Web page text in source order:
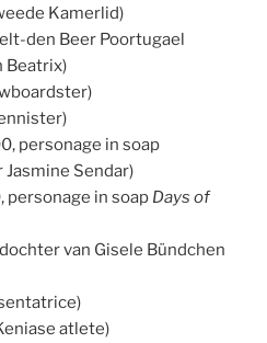
Kamerlid)
den Beer Poortugael
Beatrix)
personage in soap
Jasmine Sendar)
personage in soap Days of
van Gisele Bündchen
atlete)